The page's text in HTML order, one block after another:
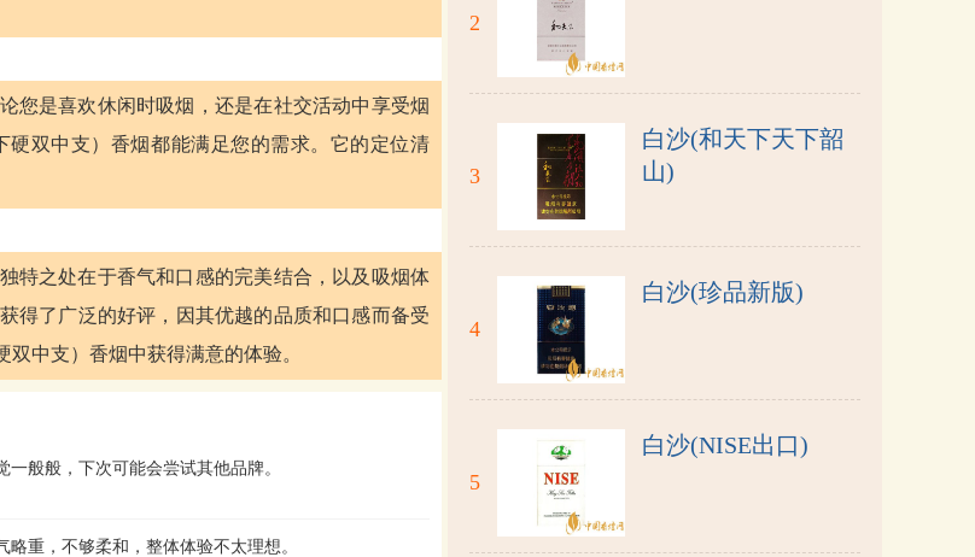
您是喜欢休闲时吸烟，还是在社交活动中享受烟
双中支）香烟都能满足您的需求。它的定位清
特之处在于香气和口感的完美结合，以及吸烟体
得了广泛的好评，因其优越的品质和口感而备受
中支）香烟中获得满意的体验。
般般，下次可能会尝试其他品牌。
重，不够柔和，整体体验不太理想。
2
3
白沙(和天下天下韶
山)
4
白沙(珍品新版)
5
白沙(NISE出口)